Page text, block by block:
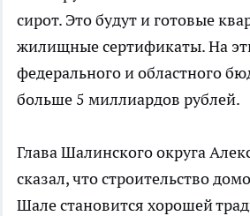
сирот. Это будут и готовые
жилищные сертификаты. На
федерального и областного
больше 5 миллиардов рублей.
Глава Шалинского округа
сказал, что строительство
Шале становится хорошей